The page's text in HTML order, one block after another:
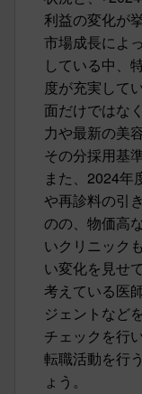
利益の変化が
市場成長によ
している中、
度が充実して
面だけではな
力や最新の美
その分採用基
また、2024年
や再診料の引
のの、物価高
いクリニック
い変化を見せ
考えている医
ジェントなど
チェックを行
転職活動を行
ょう。